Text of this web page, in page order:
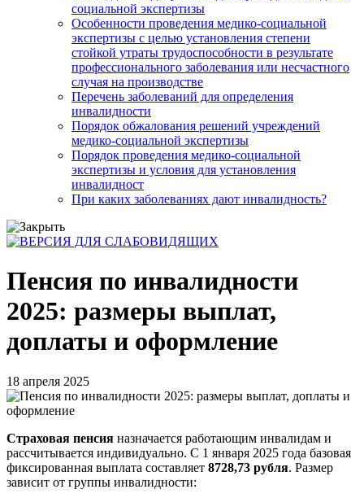
социальной экспертизы
Особенности проведения медико-социальной
экспертизы с целью установления степени
стойкой утраты трудоспособности в результате
профессионального заболевания или несчастного
случая на производстве
Перечень заболеваний для определения
инвалидности
Порядок обжалования решений учреждений
медико-социальной экспертизы
Порядок проведения медико-социальной
экспертизы и условия для установления
инвалидност
При каких заболеваниях дают инвалидность?
Пенсия по инвалидности
2025: размеры выплат,
доплаты и оформление
18 апреля 2025
Страховая пенсия назначается работающим инвалидам и
рассчитывается индивидуально. С 1 января 2025 года базовая
фиксированная выплата составляет 8728,73 рубля. Размер
зависит от группы инвалидности: